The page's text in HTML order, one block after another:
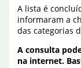
A lista é
informaram a
das categorias
A consulta
na internet.